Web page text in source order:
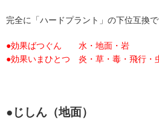
完全に「ハードプラント」の下位互換で
●効果ばつぐん 水・地面・岩
●効果いまひとつ 炎・草・毒・飛行・
●じしん（地面）